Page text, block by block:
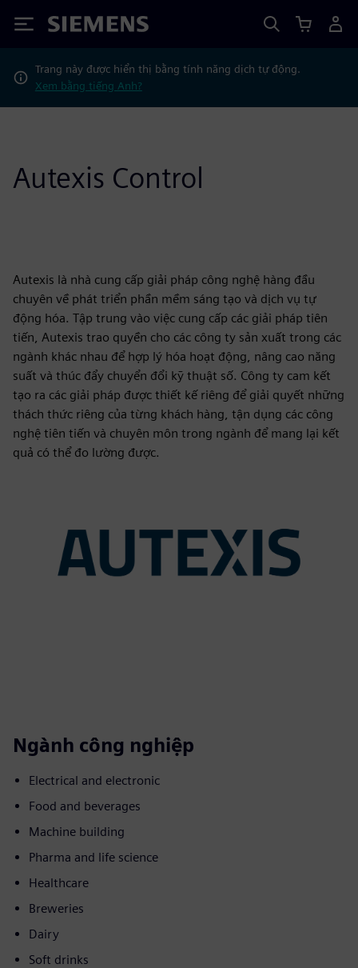
Siemens
Trang này được hiển thị bằng tính năng dịch tự động.
Xem bằng tiếng Anh?
Autexis Control
Autexis là nhà cung cấp giải pháp công nghệ hàng đầu
chuyên về phát triển phần mềm sáng tạo và dịch vụ tự
động hóa. Tập trung vào việc cung cấp các giải pháp tiên
tiến, Autexis trao quyền cho các công ty sản xuất trong các
ngành khác nhau để hợp lý hóa hoạt động, nâng cao năng
suất và thúc đẩy chuyển đổi kỹ thuật số. Công ty cam kết
tạo ra các giải pháp được thiết kế riêng để giải quyết những
thách thức riêng của từng khách hàng, tận dụng các công
nghệ tiên tiến và chuyên môn trong ngành để mang lại kết
quả có thể đo lường được.
Ngành công nghiệp
Electrical and electronic
Food and beverages
Machine building
Pharma and life science
Healthcare
Breweries
Dairy
Soft drinks